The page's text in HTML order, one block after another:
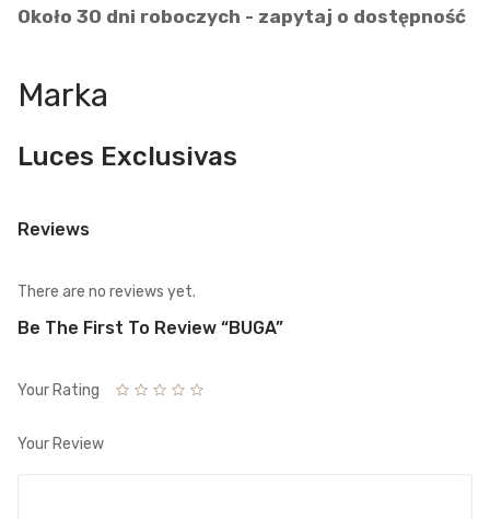
Około 30 dni roboczych - zapytaj o dostępność
Marka
Luces Exclusivas
Reviews
There are no reviews yet.
Be The First To Review “BUGA”
Your Rating
Your Review